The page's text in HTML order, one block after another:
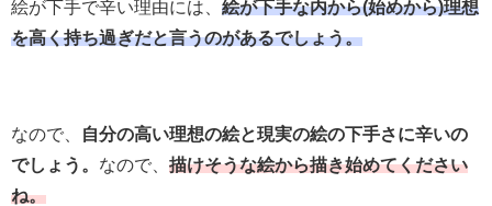
絵が下手で辛い理由には、 絵が下手な内から(始めから)理想
を高く持ち過ぎだと言うのがあるでしょう。
なので、
自分の高い理想の絵と現実の絵の下手さに辛いの
でしょう。 なので、 描けそうな絵から描き始めてください
ね。